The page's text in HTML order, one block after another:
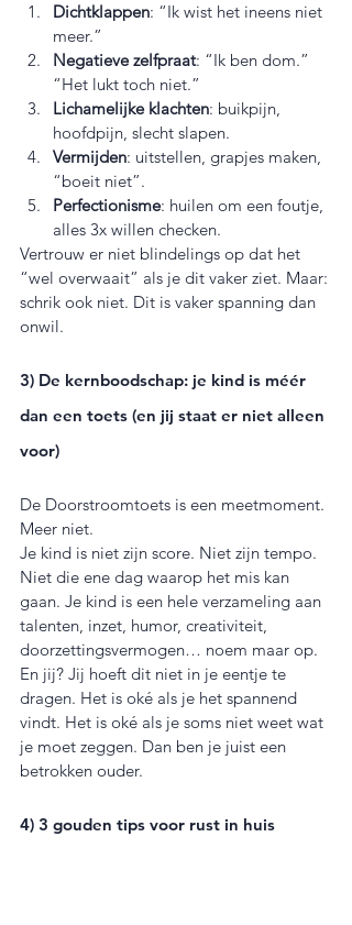
Dichtklappen: “Ik wist het ineens niet
meer.”
Negatieve zelfpraat: “Ik ben dom.”
“Het lukt toch niet.”
Lichamelijke klachten: buikpijn,
hoofdpijn, slecht slapen.
Vermijden: uitstellen, grapjes maken,
“boeit niet”.
Perfectionisme: huilen om een foutje,
alles 3x willen checken.
Vertrouw er niet blindelings op dat het
“wel overwaait” als je dit vaker ziet. Maar:
schrik ook niet. Dit is vaker spanning dan
onwil.
3) De kernboodschap: je kind is méér
dan een toets (en jij staat er niet alleen
voor)
De Doorstroomtoets is een meetmoment.
Meer niet.
Je kind is niet zijn score. Niet zijn tempo.
Niet die ene dag waarop het mis kan
gaan. Je kind is een hele verzameling aan
talenten, inzet, humor, creativiteit,
doorzettingsvermogen… noem maar op.
En jij? Jij hoeft dit niet in je eentje te
dragen. Het is oké als je het spannend
vindt. Het is oké als je soms niet weet wat
je moet zeggen. Dan ben je juist een
betrokken ouder.
4) 3 gouden tips voor rust in huis